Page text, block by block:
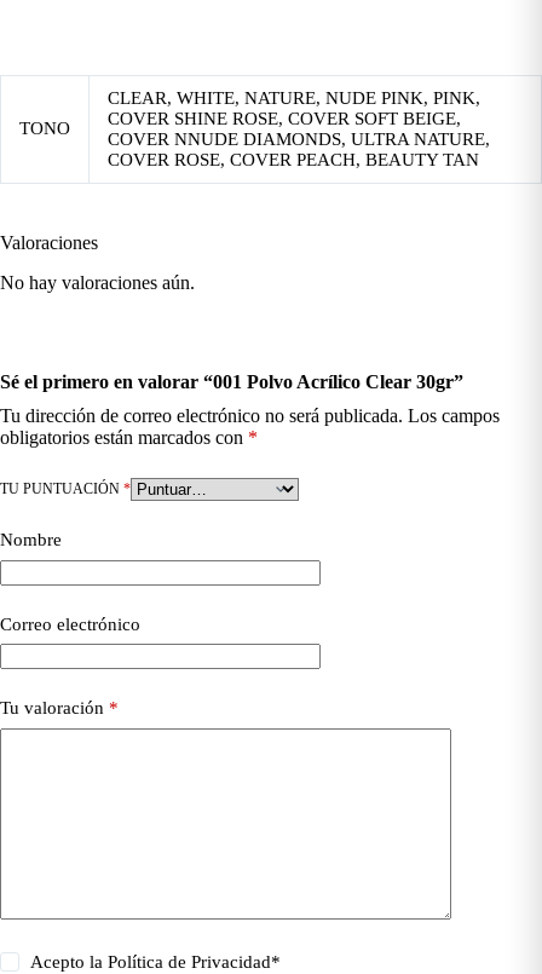
TONO
CLEAR, WHITE, NATURE, NUDE PINK, PINK,
COVER SHINE ROSE, COVER SOFT BEIGE,
COVER NNUDE DIAMONDS, ULTRA NATURE,
COVER ROSE, COVER PEACH, BEAUTY TAN
Valoraciones
No hay valoraciones aún.
Sé el primero en valorar “001 Polvo Acrílico Clear 30gr”
Tu dirección de correo electrónico no será publicada. Los campos
obligatorios están marcados con *
TU PUNTUACIÓN *
Nombre
Correo electrónico
Tu valoración *
Acepto laPolítica de Privacidad*